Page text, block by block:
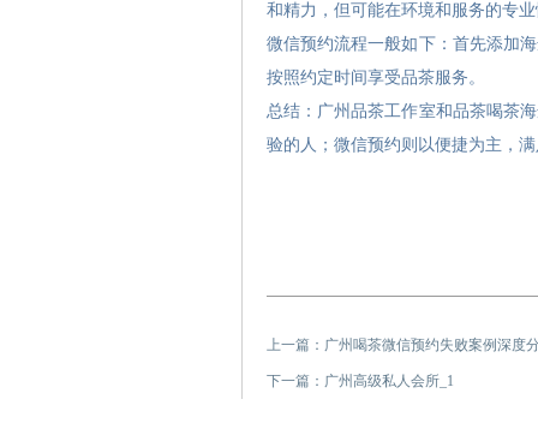
和精力，但可能在环境和服务的专
微信预约流程一般如下：首先添加
按照约定时间享受品茶服务。
总结：广州品茶工作室和品茶喝茶
验的人；微信预约则以便捷为主，
上一篇： 广州喝茶微信预约失败案例深度
下一篇： 广州高级私人会所_1